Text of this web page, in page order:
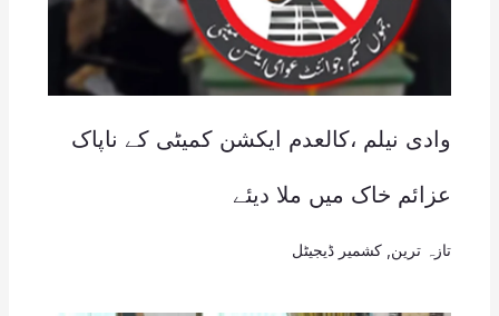
وادی نیلم ،کالعدم ایکشن کمیٹی کے ناپاک
عزائم خاک میں ملا دیئے
تازہ ترین کشمیر ڈیجیٹل